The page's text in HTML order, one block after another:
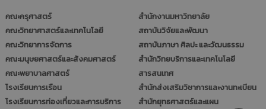
คณะครุศาสตร์
คณะวิทยาศาสตร์และเทคโนโลยี
คณะวิทยาการจัดการ
คณะมนุษยศาสตร์และสังคมศาสตร์
คณะพยาบาลศาสตร์
โรงเรียนการเรือน
โรงเรียนการท่องเที่ยวและการบริการ
สำนักงานมหาวิทยาลัย
สถาบันวิจัยและพัฒนา
สถาบันภาษา ศิลปะ และวัฒนธรรม
สำนักวิทยบริการและเทคโนโลยี
สารสนเทศ
สำนักส่งเสริมวิชาการและงานทะเบียน
สำนักยุทธศาสตร์และแผน